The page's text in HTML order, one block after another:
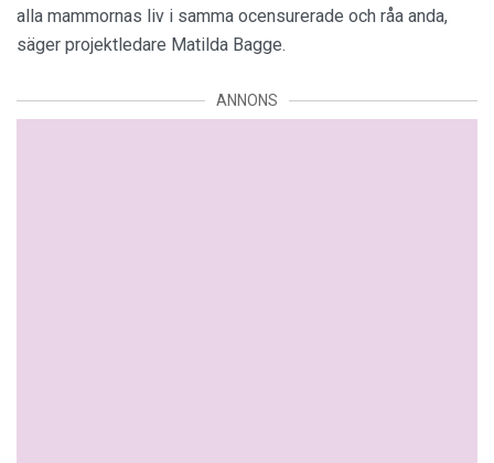
alla mammornas liv i samma ocensurerade och råa anda,
säger projektledare Matilda Bagge.
ANNONS